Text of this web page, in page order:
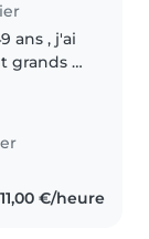
ans , j'ai
grands la
et
11,00 €/heure